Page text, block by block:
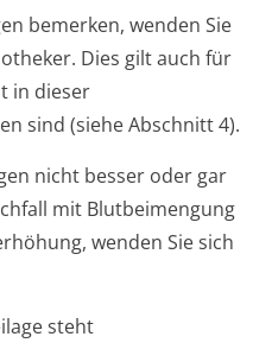
bemerken, wenden Sie
Dies gilt auch für
in dieser
sind (siehe Abschnitt 4).
nicht besser oder gar
mit Blutbeimengung
wenden Sie sich
steht